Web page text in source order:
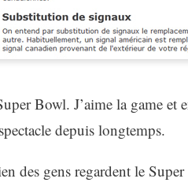
Bowl. J’aime la game
depuis longtemps.
des gens regardent le